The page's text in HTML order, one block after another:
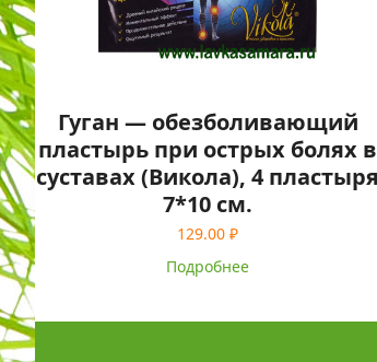
Гуган — обезболивающий
пластырь при острых болях в
суставах (Викола), 4 пластыря
7*10 см.
129.00₽
Подробнее